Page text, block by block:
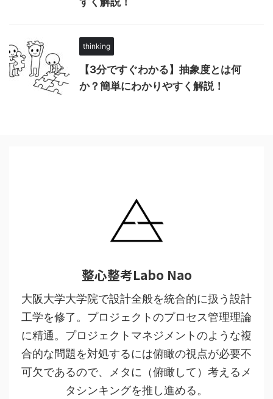
thinking
【3分ですぐわかる】抽象度とは何
か？簡単にわかりやすく解説！
整心整考Labo Nao
大阪大学大学院で設計全般を統合的に扱う設計
工学を修了。プロジェクトのプロセス管理理論
に精通。プロジェクトマネジメントのような複
合的な問題を対処するには俯瞰の視点が必要不
可欠であるので、メタに（俯瞰して）考えるメ
タシンキングを推し進める。